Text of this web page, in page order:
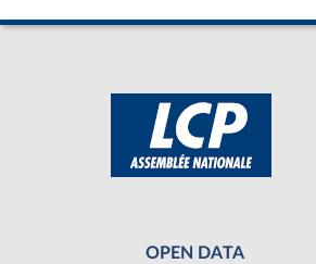
OPEN DATA